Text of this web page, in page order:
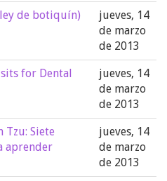
de botiquín)
jueves, 14
de marzo
de 2013
for Dental
jueves, 14
de marzo
de 2013
Tzu: Siete
aprender
jueves, 14
de marzo
de 2013